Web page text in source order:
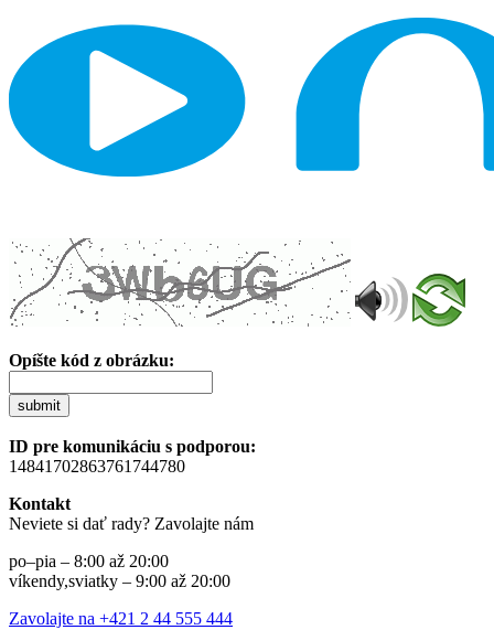
Opíšte kód z obrázku:
submit
ID pre komunikáciu s podporou:
14841702863761744780
Kontakt
Neviete si dať rady? Zavolajte nám
po–pia – 8:00 až 20:00
víkendy,sviatky – 9:00 až 20:00
Zavolajte na +421 2 44 555 444